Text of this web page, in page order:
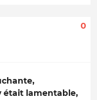
0
était lamentable,